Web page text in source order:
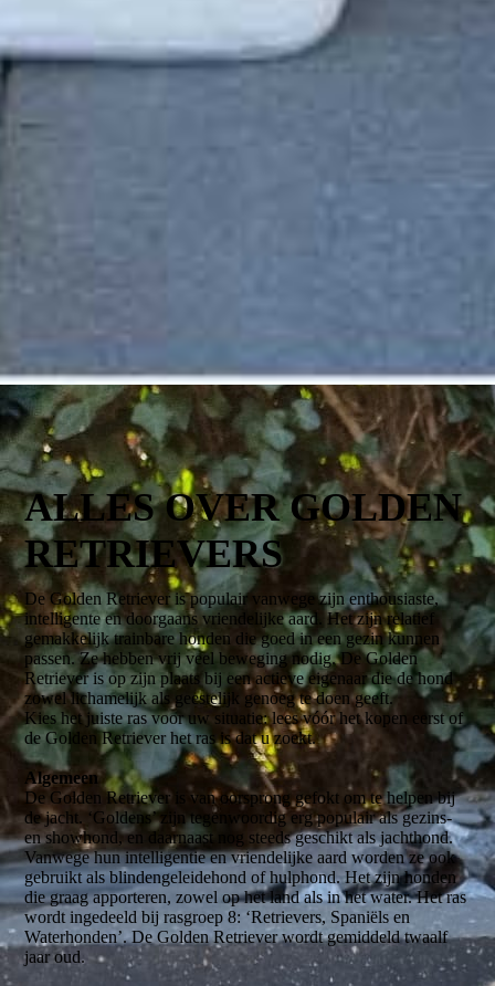
ALLES OVER GOLDEN
RETRIEVERS
De Golden Retriever is populair vanwege zijn enthousiaste,
intelligente en doorgaans vriendelijke aard. Het zijn relatief
gemakkelijk trainbare honden die goed in een gezin kunnen
passen. Ze hebben vrij veel beweging nodig. De Golden
Retriever is op zijn plaats bij een actieve eigenaar die de hond
zowel lichamelijk als geestelijk genoeg te doen geeft.
Kies het juiste ras voor uw situatie: lees vóór het kopen eerst of
de Golden Retriever het ras is dat u zoekt.
Algemeen
De Golden Retriever is van oorsprong gefokt om te helpen bij
de jacht. ‘Goldens’ zijn tegenwoordig erg populair als gezins-
en showhond, en daarnaast nog steeds geschikt als jachthond.
Vanwege hun intelligentie en vriendelijke aard worden ze ook
gebruikt als blindengeleidehond of hulphond. Het zijn honden
die graag apporteren, zowel op het land als in het water. Het ras
wordt ingedeeld bij rasgroep 8: ‘Retrievers, Spaniëls en
Waterhonden’. De Golden Retriever wordt gemiddeld twaalf
jaar oud.